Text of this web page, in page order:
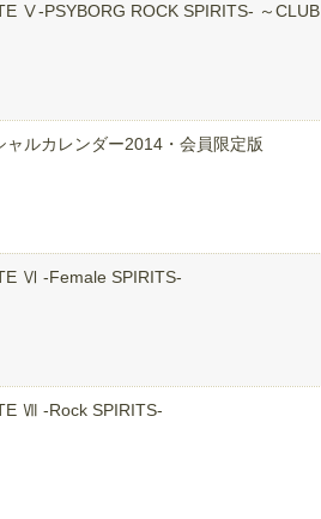
Ⅴ-PSYBORG ROCK SPIRITS- ～CLUB
ャルカレンダー2014・会員限定版
Ⅵ -Female SPIRITS-
Ⅶ -Rock SPIRITS-